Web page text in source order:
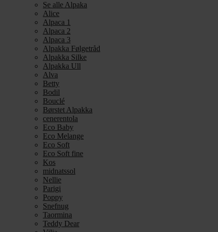
Se alle Alpaka
Alice
Alpaca 1
Alpaca 2
Alpaca 3
Alpakka Følgetråd
Alpakka Silke
Alpakka Ull
Alva
Betty
Bodil
Bouclé
Børstet Alpakka
cenerentola
Eco Baby
Eco Melange
Eco Soft
Eco Soft fine
Kos
midnatssol
Nellie
Parigi
Poppy
Snefnug
Taormina
Teddy Dear